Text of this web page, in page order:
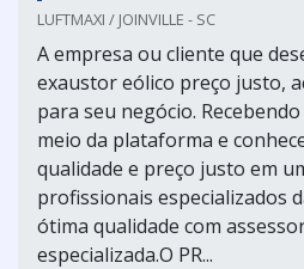
LUFTMAXI / JOINVILLE - SC
A empresa ou cliente que
exaustor eólico preço justo,
para seu negócio.
meio da plataforma e
qualidade e preço justo em
profissionais especializados
ótima qualidade com
especializada.O PR...